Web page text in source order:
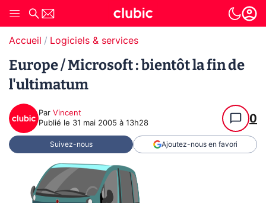
Accueil Logiciels & services
Europe / Microsoft : bientôt la fin de
l'ultimatum
Par Vincent
Publié le 31 mai 2005 à 13h28 0
Suivez-nous Ajoutez-nous en favori